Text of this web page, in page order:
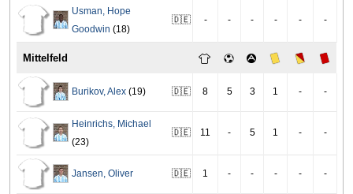
Usman, Hope
Goodwin (18)
🇩🇪 - - - - - -
Mittelfeld
Burikov,Alex (19) 🇩🇪 8 5 3 1 - -
Heinrichs, Michael
(23)
🇩🇪 11 - 5 1 - -
Jansen, Oliver 🇩🇪 1 - - - - -